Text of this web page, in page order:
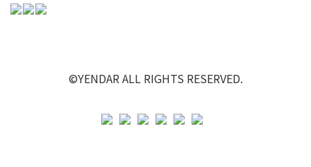
©YENDAR ALL RIGHTS RESERVED.